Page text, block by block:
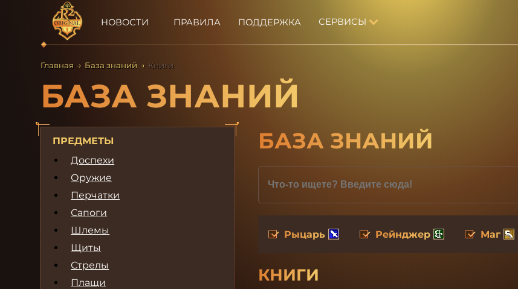
НОВОСТИ ПРАВИЛА ПОДДЕРЖКА СЕРВИСЫ
Главная → База знаний → Книги
БАЗА ЗНАНИЙ
ПРЕДМЕТЫ
Доспехи
Оружие
Перчатки
Сапоги
Шлемы
Щиты
Стрелы
Плащи
БАЗА ЗНАНИЙ
Рыцарь Рейнджер Маг
КНИГИ